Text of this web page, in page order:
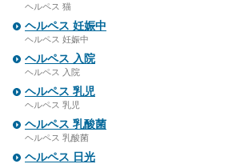
ヘルペス 猫
ヘルペス 妊娠中
ヘルペス 妊娠中
ヘルペス 入院
ヘルペス 入院
ヘルペス 乳児
ヘルペス 乳児
ヘルペス 乳酸菌
ヘルペス 乳酸菌
ヘルペス 日光